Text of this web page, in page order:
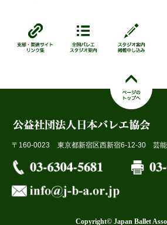
〒160-0023 東京都新宿区西新宿6-12-30 芸
Copyright© Japan Ballet